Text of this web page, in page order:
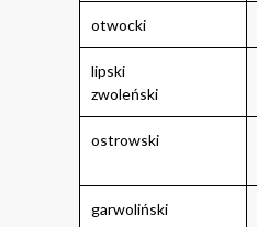
otwocki
lipski
zwoleński
ostrowski
garwoliński